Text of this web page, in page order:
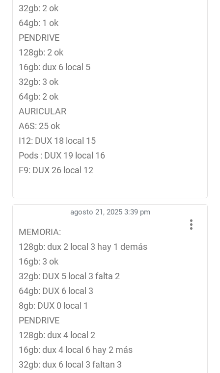
32gb: 2 ok
64gb: 1 ok
PENDRIVE
128gb: 2 ok
16gb: dux 6 local 5
32gb: 3 ok
64gb: 2 ok
AURICULAR
A6S: 25 ok
I12: DUX 18 local 15
Pods : DUX 19 local 16
F9: DUX 26 local 12
agosto 21, 2025 3:39 pm
MEMORIA:
128gb: dux 2 local 3 hay 1 demás
16gb: 3 ok
32gb: DUX 5 local 3 falta 2
64gb: DUX 6 local 3
8gb: DUX 0 local 1
PENDRIVE
128gb: dux 4 local 2
16gb: dux 4 local 6 hay 2 más
32gb: dux 6 local 3 faltan 3